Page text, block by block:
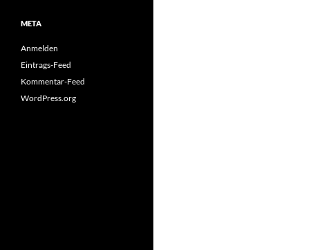
META
Anmelden
Eintrags-Feed
Kommentar-Feed
WordPress.org